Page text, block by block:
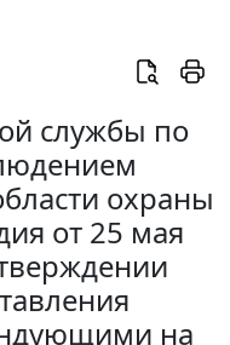
службы по
охраны
от 25 мая
на